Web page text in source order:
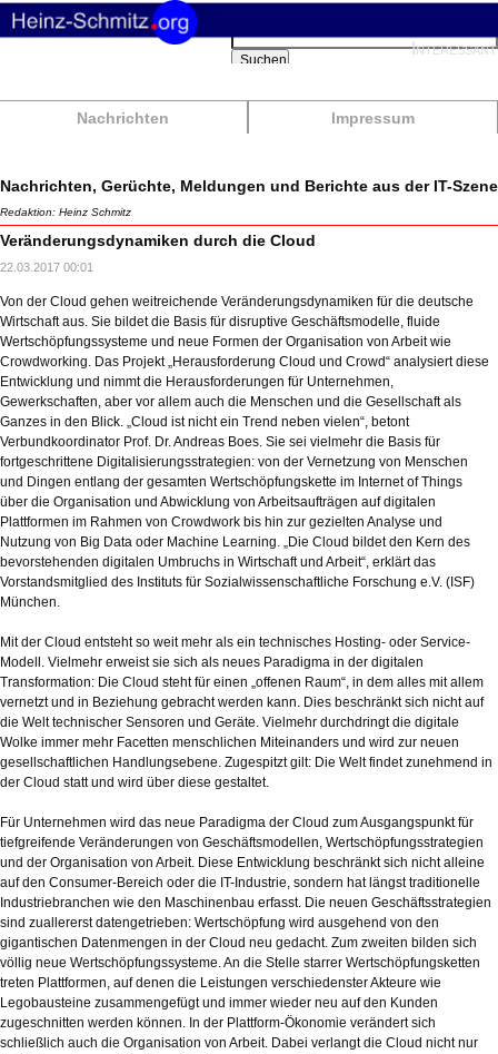
Nachrichten Impressum
Suchbegriffe
Suchen
Nachrichten, Gerüchte, Meldungen und Berichte aus der IT-Szene
Redaktion: Heinz Schmitz
Veränderungsdynamiken durch die Cloud
22.03.2017 00:01
Von der Cloud gehen weitreichende Veränderungsdynamiken für die deutsche
Wirtschaft aus. Sie bildet die Basis für disruptive Geschäftsmodelle, fluide
Wertschöpfungssysteme und neue Formen der Organisation von Arbeit wie
Crowdworking. Das Projekt „Herausforderung Cloud und Crowd“ analysiert diese
Entwicklung und nimmt die Herausforderungen für Unternehmen,
Gewerkschaften, aber vor allem auch die Menschen und die Gesellschaft als
Ganzes in den Blick. „Cloud ist nicht ein Trend neben vielen“, betont
Verbundkoordinator Prof. Dr. Andreas Boes. Sie sei vielmehr die Basis für
fortgeschrittene Digitalisierungsstrategien: von der Vernetzung von Menschen
und Dingen entlang der gesamten Wertschöpfungskette im Internet of Things
über die Organisation und Abwicklung von Arbeitsaufträgen auf digitalen
Plattformen im Rahmen von Crowdwork bis hin zur gezielten Analyse und
Nutzung von Big Data oder Machine Learning. „Die Cloud bildet den Kern des
bevorstehenden digitalen Umbruchs in Wirtschaft und Arbeit“, erklärt das
Vorstandsmitglied des Instituts für Sozialwissenschaftliche Forschung e.V. (ISF)
München.
Mit der Cloud entsteht so weit mehr als ein technisches Hosting- oder Service-
Modell. Vielmehr erweist sie sich als neues Paradigma in der digitalen
Transformation: Die Cloud steht für einen „offenen Raum“, in dem alles mit allem
vernetzt und in Beziehung gebracht werden kann. Dies beschränkt sich nicht auf
die Welt technischer Sensoren und Geräte. Vielmehr durchdringt die digitale
Wolke immer mehr Facetten menschlichen Miteinanders und wird zur neuen
gesellschaftlichen Handlungsebene. Zugespitzt gilt: Die Welt findet zunehmend in
der Cloud statt und wird über diese gestaltet.
Für Unternehmen wird das neue Paradigma der Cloud zum Ausgangspunkt für
tiefgreifende Veränderungen von Geschäftsmodellen, Wertschöpfungsstrategien
und der Organisation von Arbeit. Diese Entwicklung beschränkt sich nicht alleine
auf den Consumer-Bereich oder die IT-Industrie, sondern hat längst traditionelle
Industriebranchen wie den Maschinenbau erfasst. Die neuen Geschäftsstrategien
sind zuallererst datengetrieben: Wertschöpfung wird ausgehend von den
gigantischen Datenmengen in der Cloud neu gedacht. Zum zweiten bilden sich
völlig neue Wertschöpfungssysteme. An die Stelle starrer Wertschöpfungsketten
treten Plattformen, auf denen die Leistungen verschiedenster Akteure wie
Legobausteine zusammengefügt und immer wieder neu auf den Kunden
zugeschnitten werden können. In der Plattform-Ökonomie verändert sich
schließlich auch die Organisation von Arbeit. Dabei verlangt die Cloud nicht nur